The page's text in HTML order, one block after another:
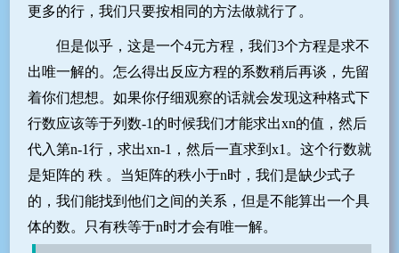
更多的行，我们只要按相同的方法做就行了。
但是似乎，这是一个4元方程，我们3个方程是求不
出唯一解的。怎么得出反应方程的系数稍后再谈，先留
着你们想想。如果你仔细观察的话就会发现这种格式下
行数应该等于列数-1的时候我们才能求出xn的值，然后
代入第n-1行，求出xn-1，然后一直求到x1。这个行数就
是矩阵的 秩 。当矩阵的秩小于n时，我们是缺少式子
的，我们能找到他们之间的关系，但是不能算出一个具
体的数。只有秩等于n时才会有唯一解。